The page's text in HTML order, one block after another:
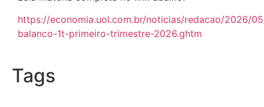
https://economia.uol.com.br/noticias/redacao/2026/
balanco-1t-primeiro-trimestre-2026.ghtm
Tags